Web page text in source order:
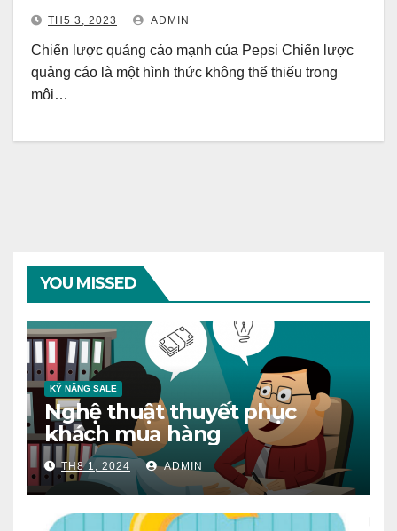
TH5 3, 2023 ADMIN
Chiến lược quảng cáo mạnh của Pepsi Chiến lược
quảng cáo là một hình thức không thể thiếu trong
môi…
YOU MISSED
KỸ NĂNG SALE
Nghệ thuật thuyết phục
khách mua hàng
TH8 1, 2024 ADMIN